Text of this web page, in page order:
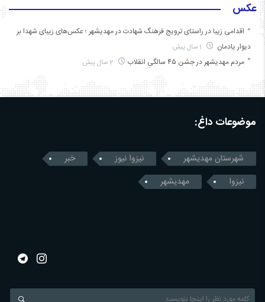
عکس
اقدامی زیبا در راستای ترویج فرهنگ شهادت در مهدیشهر ؛ عکس‌های زیبای شهدا بر
دیوار یادمان
مردم مهدیشهر در جشن ۴۵ سالگیِ انقلاب
موضوعات داغ:
شهرستان مهدیشهر نیزوا نیوز
خبر
نیزوا
مهدیشهر